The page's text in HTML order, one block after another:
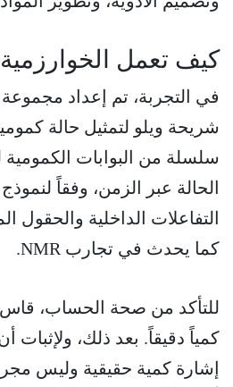
كيف تعمل
في التجربة، تم إعداد
شريحة ويلو لتمثيل حالة
سلسلة من البوابات
الحالة عبر الزمن، وفقاً
التفاعلات الداخلية والحقول
كما يحدث في تجارب NMR.
للتأكد من صحة الحساب، قاس
كمياً دقيقاً. بعد ذلك، ولإثبات
إشارة كمية حقيقية وليس